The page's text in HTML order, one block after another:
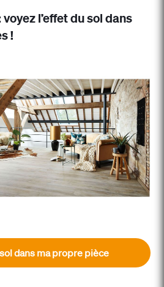
l’effet du sol dans
!
dans ma propre pièce